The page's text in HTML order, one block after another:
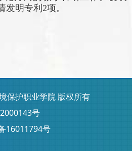
发明专利2项。
保护职业学院 版权所有
号
16011794号